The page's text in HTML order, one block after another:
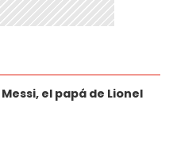
el papá de Lionel